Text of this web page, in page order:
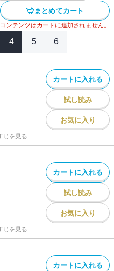
まとめてカート
ンテンツはカートに追加されません。
4 5 6
カートに入れる
試し読み
お気に入り
じを見る
カートに入れる
試し読み
お気に入り
じを見る
カートに入れる